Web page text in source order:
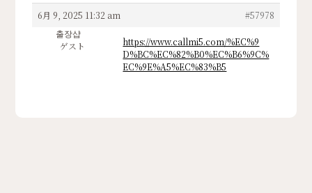
6月 9, 2025 11:32 am
#57978
출장샵
ゲスト
https://www.callmi5.com/%EC%9
D%BC%EC%82%B0%EC%B6%9C%
EC%9E%A5%EC%83%B5